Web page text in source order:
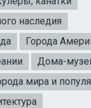
наследия
Города
Дома-
мира и